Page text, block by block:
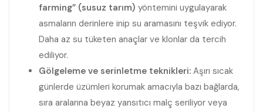
farming” (susuz tarım) yöntemini uygulayarak
asmaların derinlere inip su aramasını teşvik ediyor.
Daha az su tüketen anaçlar ve klonlar da tercih
ediliyor.
Gölgeleme ve serinletme teknikleri: Aşırı sıcak
günlerde üzümleri korumak amacıyla bazı bağlarda,
sıra aralarına beyaz yansıtıcı malç seriliyor veya